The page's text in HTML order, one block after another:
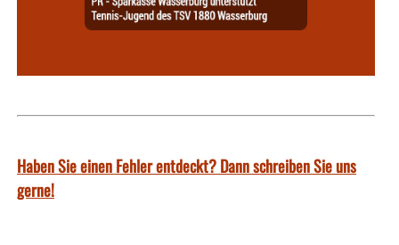
Haben Sie einen Fehler entdeckt? Dann schreiben Sie uns
gerne!